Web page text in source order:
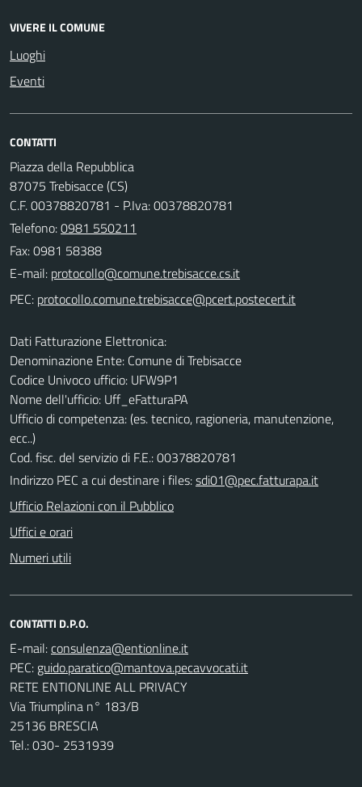
VIVERE IL COMUNE
Luoghi
Eventi
CONTATTI
Piazza della Repubblica
87075 Trebisacce (CS)
C.F. 00378820781 - P.Iva: 00378820781
Telefono:0981 550211
Fax: 0981 58388
E-mail:
PEC:
Dati Fatturazione Elettronica:
Denominazione Ente: Comune di Trebisacce
Codice Univoco ufficio: UFW9P1
Nome dell'ufficio: Uff_eFatturaPA
Ufficio di competenza: (es. tecnico, ragioneria, manutenzione,
ecc..)
Cod. fisc. del servizio di F.E.: 00378820781
Indirizzo PEC a cui destinare i files:sdi01@pec.fatturapa.it
Ufficio Relazioni con il Pubblico
Uffici e orari
Numeri utili
CONTATTI D.P.O.
E-mail:
PEC:
RETE ENTIONLINE ALL PRIVACY
Via Triumplina n° 183/B
25136 BRESCIA
Tel.: 030- 2531939